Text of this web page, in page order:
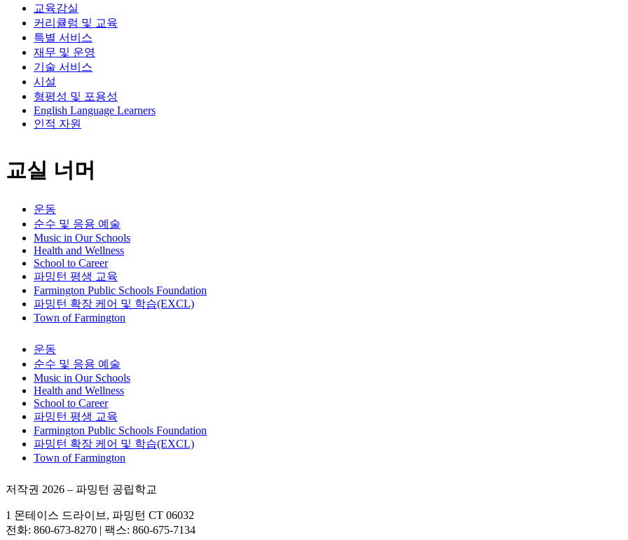
교육감실
커리큘럼 및 교육
특별 서비스
재무 및 운영
기술 서비스
시설
형평성 및 포용성
English Language Learners
인적 자원
교실 너머
운동
순수 및 응용 예술
Music in Our Schools
Health and Wellness
School to Career
파밍턴 평생 교육
Farmington Public Schools Foundation
파밍턴 확장 케어 및 학습(EXCL)
Town of Farmington
운동
순수 및 응용 예술
Music in Our Schools
Health and Wellness
School to Career
파밍턴 평생 교육
Farmington Public Schools Foundation
파밍턴 확장 케어 및 학습(EXCL)
Town of Farmington
저작권 2026 – 파밍턴 공립학교
1 몬테이스 드라이브, 파밍턴 CT 06032
전화: 860-673-8270 | 팩스: 860-675-7134